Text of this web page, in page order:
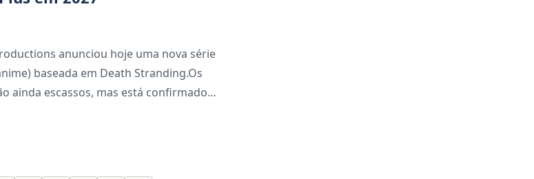
anunciou hoje uma nova série
baseada em Death Stranding.Os
ainda escassos, mas está confirmado
no serviço Disney Plus em 2027